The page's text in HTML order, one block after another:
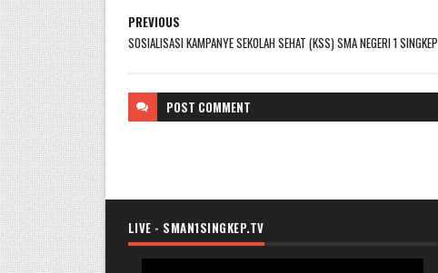
PREVIOUS
SOSIALISASI KAMPANYE SEKOLAH SEHAT (KSS) SMA NEGERI 1 SINGKEP
POST COMMENT
LIVE - SMAN1SINGKEP.TV